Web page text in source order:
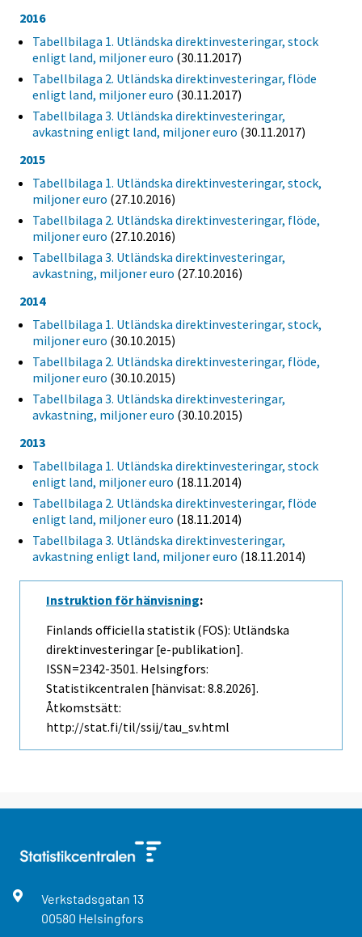
2016
Tabellbilaga 1. Utländska direktinvesteringar, stock
enligt land, miljoner euro (30.11.2017)
Tabellbilaga 2. Utländska direktinvesteringar, flöde
enligt land, miljoner euro (30.11.2017)
Tabellbilaga 3. Utländska direktinvesteringar,
avkastning enligt land, miljoner euro (30.11.2017)
2015
Tabellbilaga 1. Utländska direktinvesteringar, stock,
miljoner euro (27.10.2016)
Tabellbilaga 2. Utländska direktinvesteringar, flöde,
miljoner euro (27.10.2016)
Tabellbilaga 3. Utländska direktinvesteringar,
avkastning, miljoner euro (27.10.2016)
2014
Tabellbilaga 1. Utländska direktinvesteringar, stock,
miljoner euro (30.10.2015)
Tabellbilaga 2. Utländska direktinvesteringar, flöde,
miljoner euro (30.10.2015)
Tabellbilaga 3. Utländska direktinvesteringar,
avkastning, miljoner euro (30.10.2015)
2013
Tabellbilaga 1. Utländska direktinvesteringar, stock
enligt land, miljoner euro (18.11.2014)
Tabellbilaga 2. Utländska direktinvesteringar, flöde
enligt land, miljoner euro (18.11.2014)
Tabellbilaga 3. Utländska direktinvesteringar,
avkastning enligt land, miljoner euro (18.11.2014)
Instruktion för hänvisning:
Finlands officiella statistik (FOS): Utländska
direktinvesteringar [e-publikation].
ISSN=2342-3501. Helsingfors:
Statistikcentralen [hänvisat: 8.8.2026].
Åtkomstsätt:
http://stat.fi/til/ssij/tau_sv.html
Verkstadsgatan 13
00580 Helsingfors